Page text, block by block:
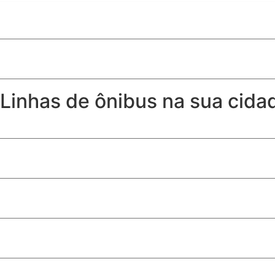
Linhas de ônibus na sua